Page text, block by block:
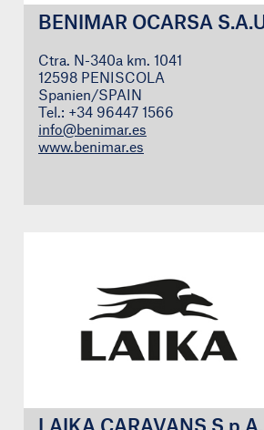
BENIMAR OCARSA
Ctra. N-340a km. 1041
12598 PENISCOLA
Spanien/SPAIN
Tel.: +34 96447 1566
info@benimar.es
www.benimar.es
LAIKA CARAVANS S.p.A.